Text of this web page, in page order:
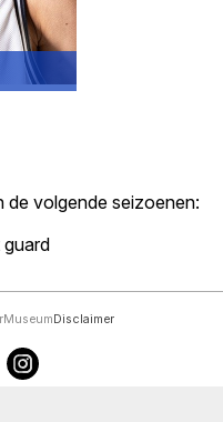
de volgende seizoenen:
guard
Disclaimer